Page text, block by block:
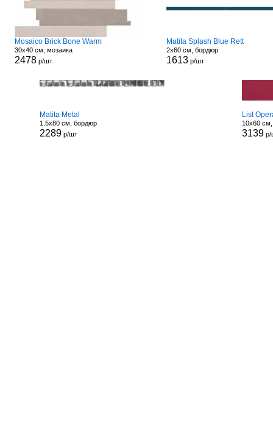
Mosaico Brick Bone Warm
30x40 см, мозаика
2478р/шт
Matita Splash Blue Rett
2x60 см, бордюр
1613р/шт
Matita Metal
1.5x80 см, бордюр
2289 р/шт
List
10x60
3139 р/